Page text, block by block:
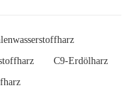
C9-Erdölharz